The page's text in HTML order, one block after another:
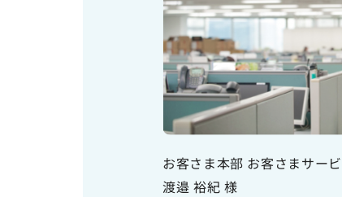
お客さま本部 お客さまサー
渡邉 裕紀 様